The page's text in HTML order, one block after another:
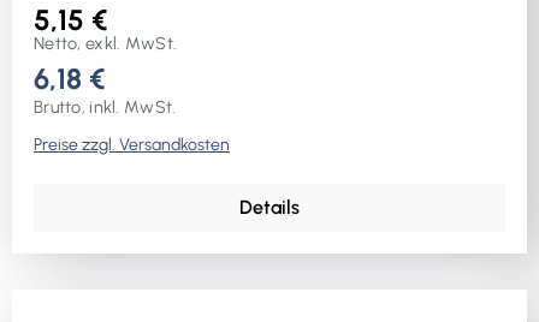
5,15 €
Netto, exkl. MwSt.
6,18 €
Brutto, inkl. MwSt.
Preise zzgl. Versandkosten
Details